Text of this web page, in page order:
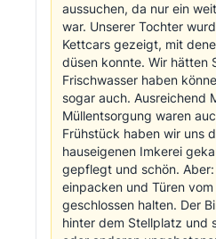
aussuchen, da nur ein
war. Unserer Tochter
Kettcars gezeigt, mit
düsen konnte. Wir hätten
Frischwasser haben
sogar auch. Ausreichend
Müllentsorgung waren
Frühstück haben wir uns
hauseigenen Imkerei
gepflegt und schön.
einpacken und Türen
geschlossen halten. Der
hinter dem Stellplatz und